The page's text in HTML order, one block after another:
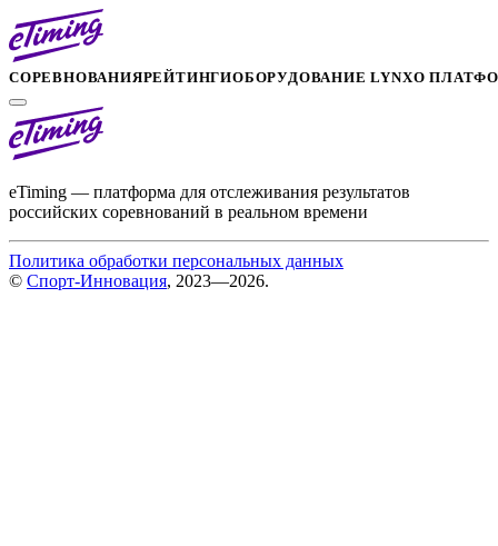
СОРЕВНОВАНИЯРЕЙТИНГИОБОРУДОВАНИЕ LYNXО
eTiming — платформа для отслеживания результатов
российских соревнований в реальном времени
Политика обработки персональных данных
© Спорт-Инновация, 2023—2026.